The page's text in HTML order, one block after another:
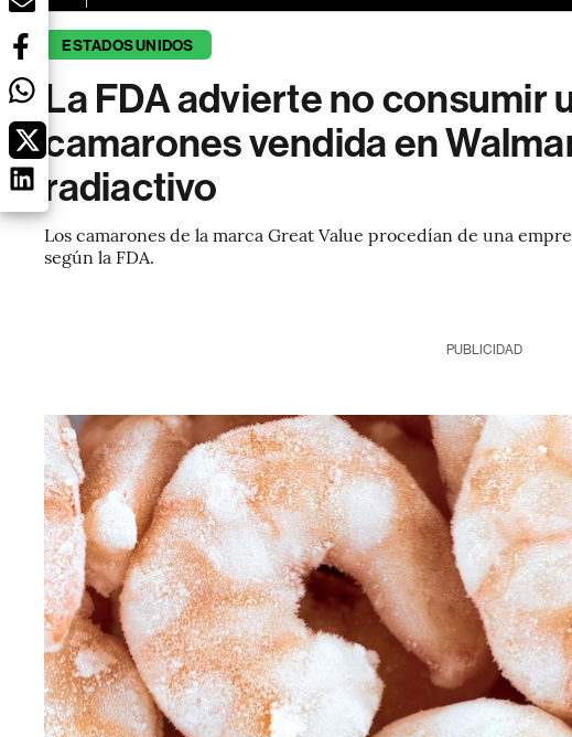
ESTADOS UNIDOS
La FDA advierte no consumir
camarones vendida en
radiactivo
Los camarones de la marca Great Value procedían de una
según la FDA.
PUBLICIDAD